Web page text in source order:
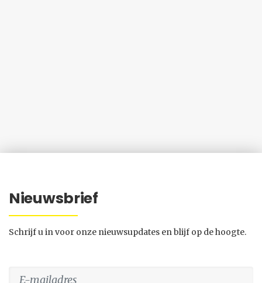
Nieuwsbrief
Schrijf u in voor onze nieuwsupdates en blijf op de hoogte.